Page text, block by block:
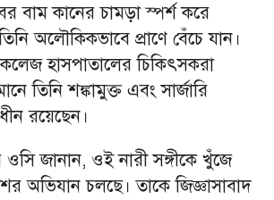
বাম কানের চামড়া স্পর্শ করে
অলৌকিকভাবে প্রাণে বেঁচে যান।
হাসপাতালের চিকিৎসকরা
তিনি শঙ্কামুক্ত এবং সার্জারি
রয়েছেন।
ওসি জানান, ওই নারী সঙ্গীকে খুঁজে
অভিযান চলছে। তাকে জিজ্ঞাসাবাদ